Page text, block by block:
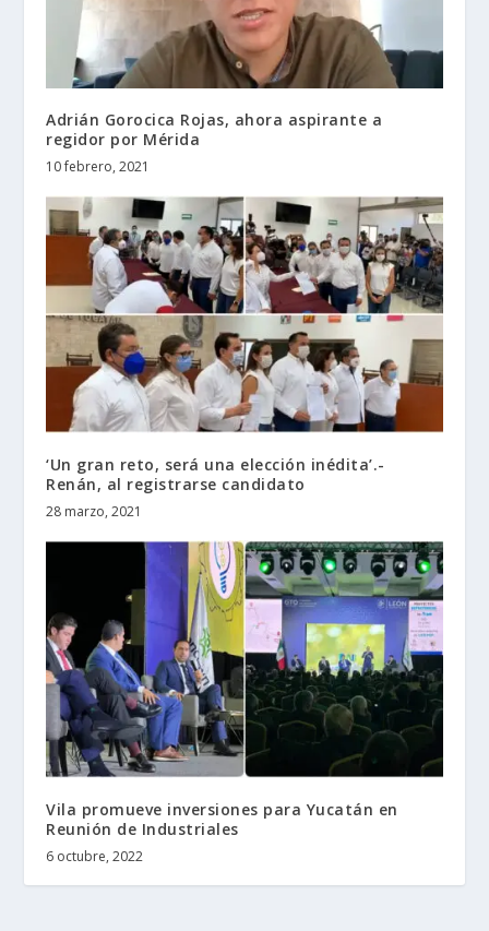
Adrián Gorocica Rojas, ahora aspirante a
regidor por Mérida
10 febrero, 2021
‘Un gran reto, será una elección inédita’.-
Renán, al registrarse candidato
28 marzo, 2021
Vila promueve inversiones para Yucatán en
Reunión de Industriales
6 octubre, 2022